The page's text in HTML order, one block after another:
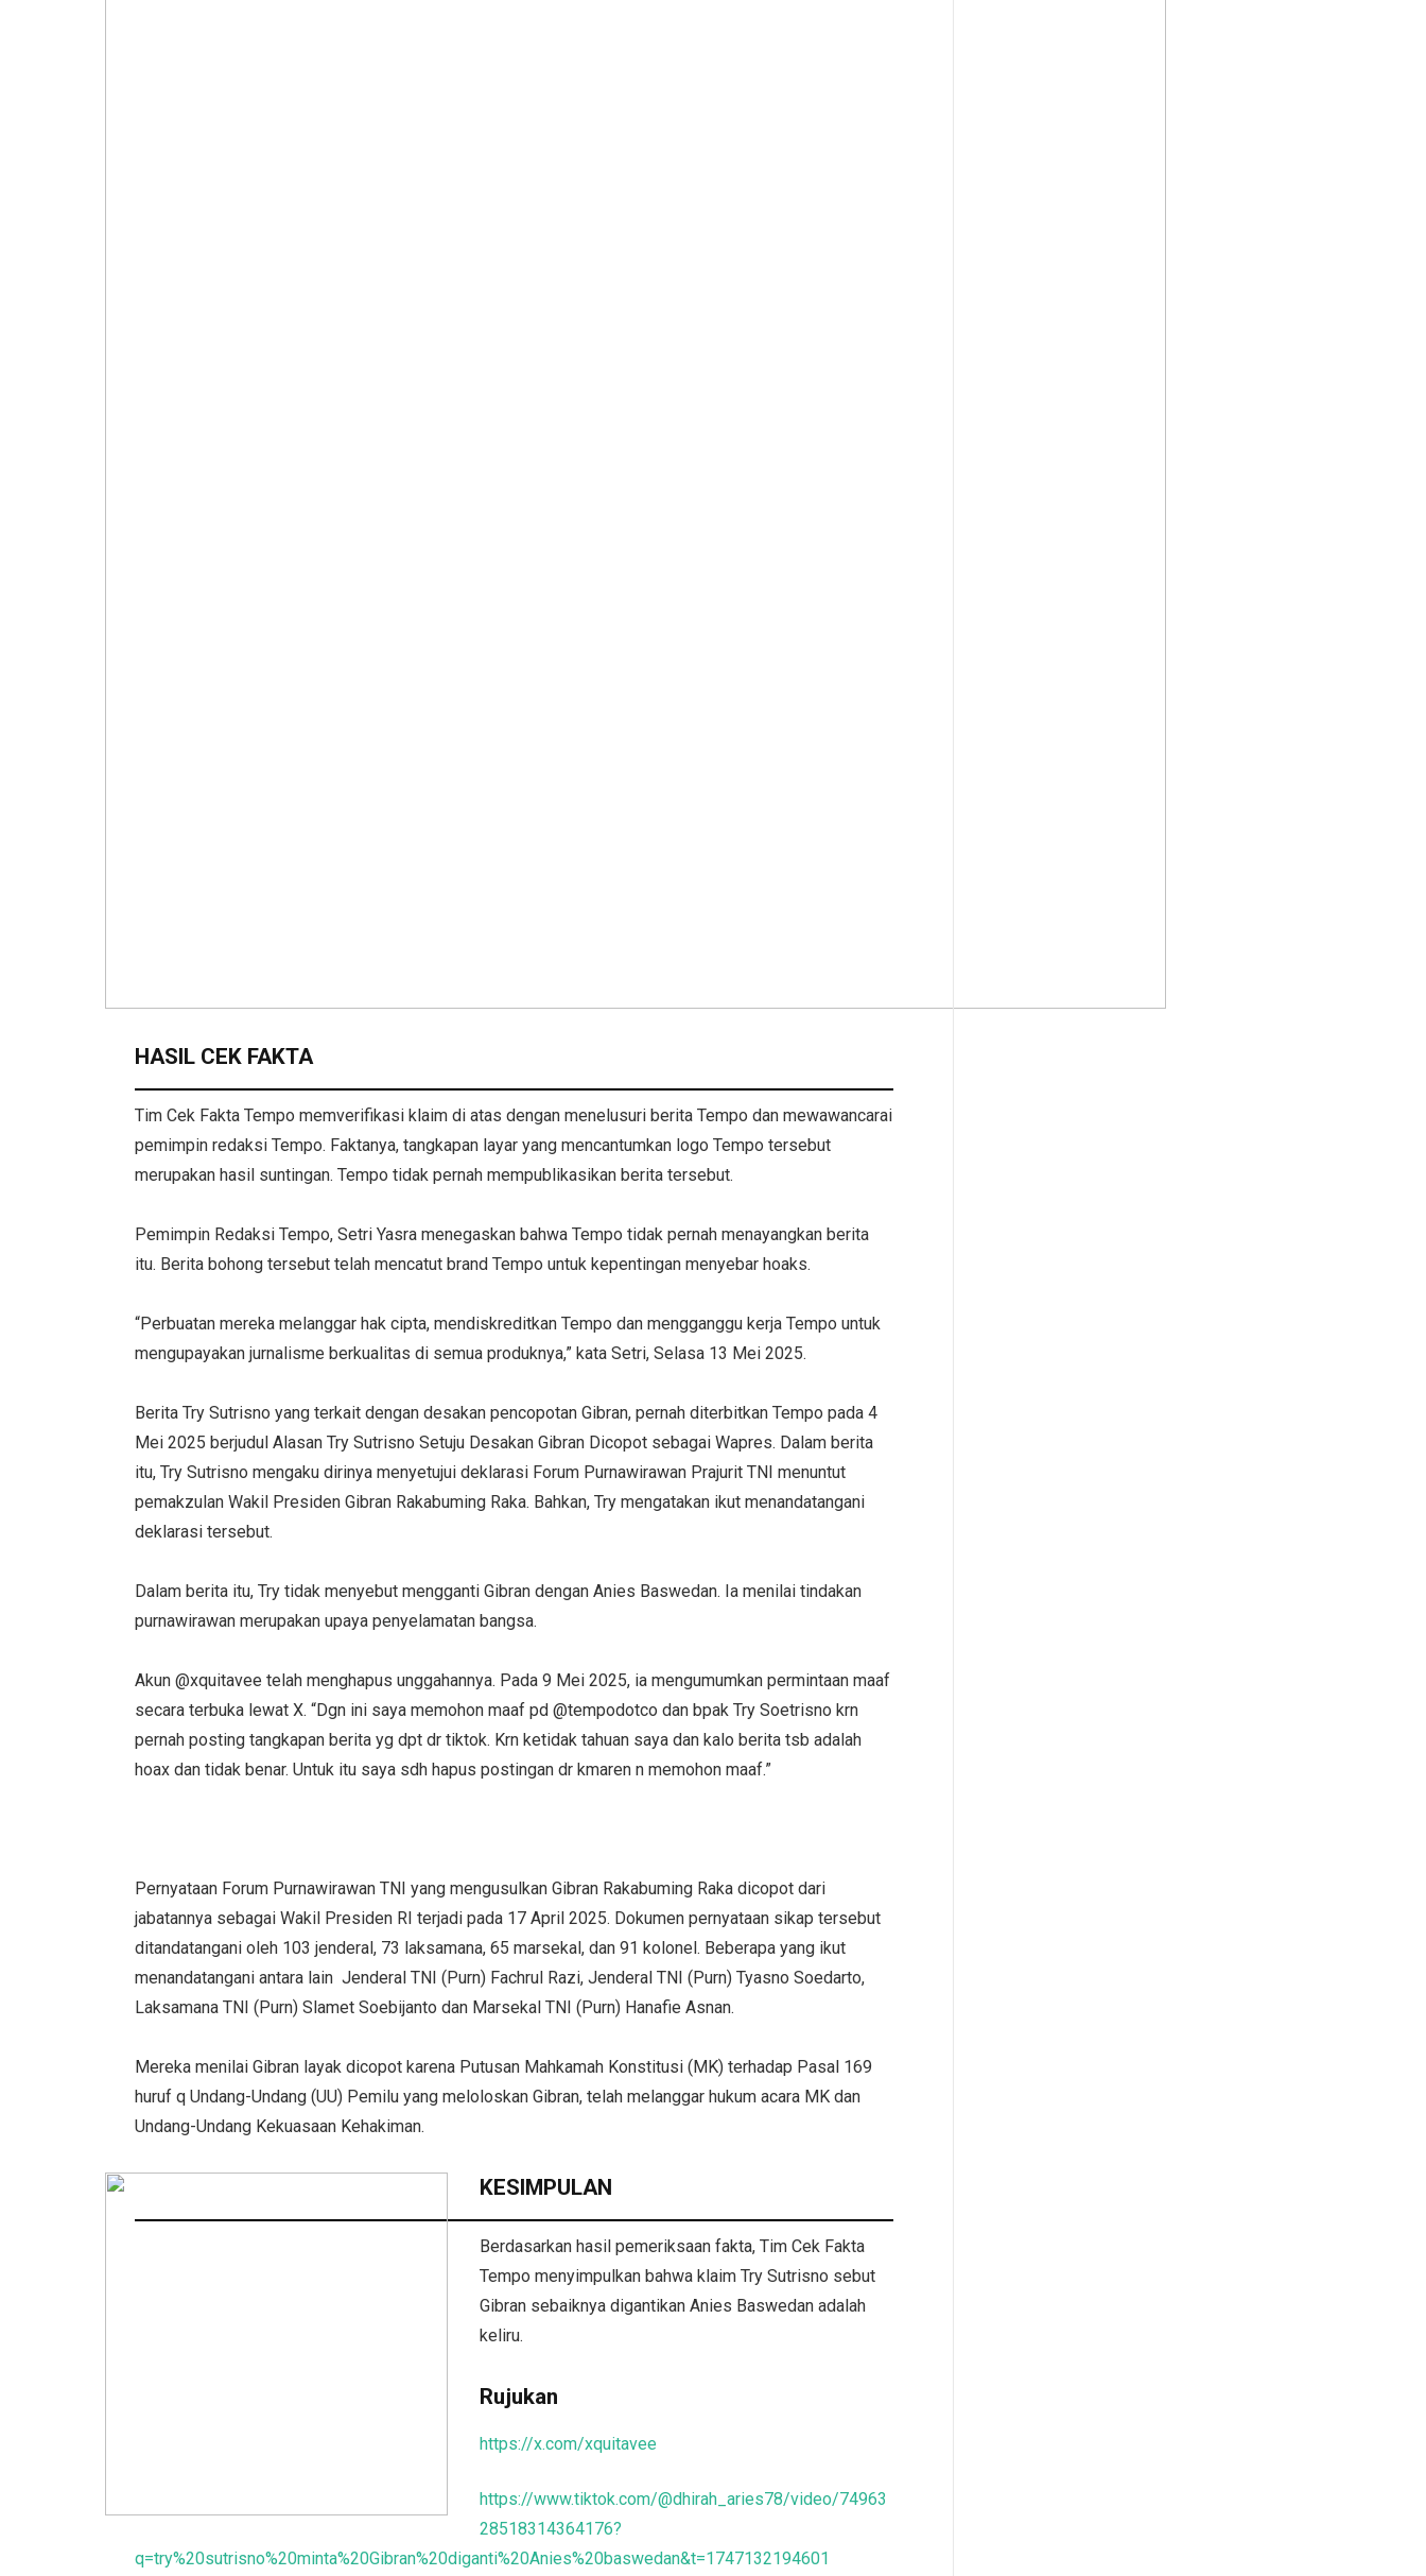
HASIL CEK FAKTA
Tim Cek Fakta Tempo memverifikasi klaim di atas dengan menelusuri berita Tempo dan mewawancarai
pemimpin redaksi Tempo. Faktanya, tangkapan layar yang mencantumkan logo Tempo tersebut
merupakan hasil suntingan. Tempo tidak pernah mempublikasikan berita tersebut.
Pemimpin Redaksi Tempo, Setri Yasra menegaskan bahwa Tempo tidak pernah menayangkan berita
itu. Berita bohong tersebut telah mencatut brand Tempo untuk kepentingan menyebar hoaks.
“Perbuatan mereka melanggar hak cipta, mendiskreditkan Tempo dan mengganggu kerja Tempo untuk
mengupayakan jurnalisme berkualitas di semua produknya,” kata Setri, Selasa 13 Mei 2025.
Berita Try Sutrisno yang terkait dengan desakan pencopotan Gibran, pernah diterbitkan Tempo pada 4
Mei 2025 berjudul Alasan Try Sutrisno Setuju Desakan Gibran Dicopot sebagai Wapres. Dalam berita
itu, Try Sutrisno mengaku dirinya menyetujui deklarasi Forum Purnawirawan Prajurit TNI menuntut
pemakzulan Wakil Presiden Gibran Rakabuming Raka. Bahkan, Try mengatakan ikut menandatangani
deklarasi tersebut.
Dalam berita itu, Try tidak menyebut mengganti Gibran dengan Anies Baswedan. Ia menilai tindakan
purnawirawan merupakan upaya penyelamatan bangsa.
Akun @xquitavee telah menghapus unggahannya. Pada 9 Mei 2025, ia mengumumkan permintaan maaf
secara terbuka lewat X. “Dgn ini saya memohon maaf pd @tempodotco dan bpak Try Soetrisno krn
pernah posting tangkapan berita yg dpt dr tiktok. Krn ketidak tahuan saya dan kalo berita tsb adalah
hoax dan tidak benar. Untuk itu saya sdh hapus postingan dr kmaren n memohon maaf.”
Pernyataan Forum Purnawirawan TNI yang mengusulkan Gibran Rakabuming Raka dicopot dari
jabatannya sebagai Wakil Presiden RI terjadi pada 17 April 2025. Dokumen pernyataan sikap tersebut
ditandatangani oleh 103 jenderal, 73 laksamana, 65 marsekal, dan 91 kolonel. Beberapa yang ikut
menandatangani antara lain Jenderal TNI (Purn) Fachrul Razi, Jenderal TNI (Purn) Tyasno Soedarto,
Laksamana TNI (Purn) Slamet Soebijanto dan Marsekal TNI (Purn) Hanafie Asnan.
Mereka menilai Gibran layak dicopot karena Putusan Mahkamah Konstitusi (MK) terhadap Pasal 169
huruf q Undang-Undang (UU) Pemilu yang meloloskan Gibran, telah melanggar hukum acara MK dan
Undang-Undang Kekuasaan Kehakiman.
KESIMPULAN
Berdasarkan hasil pemeriksaan fakta, Tim Cek Fakta
Tempo menyimpulkan bahwa klaim Try Sutrisno sebut
Gibran sebaiknya digantikan Anies Baswedan adalah
keliru.
Rujukan
https://x.com/xquitavee
https://www.tiktok.com/@dhirah_aries78/video/74963
28518314364176?
q=try%20sutrisno%20minta%20Gibran%20diganti%20Anies%20baswedan&t=1747132194601